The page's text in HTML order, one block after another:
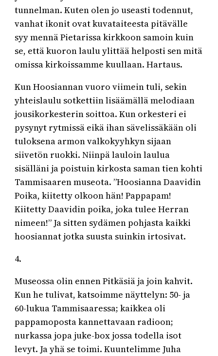
tunnelman. Kuten olen jo useasti todennut,
vanhat ikonit ovat kuvataiteesta pitävälle
syy mennä Pietarissa kirkkoon samoin kuin
se, että kuoron laulu ylittää helposti sen mitä
omissa kirkoissamme kuullaan. Hartaus.
Kun Hoosiannan vuoro viimein tuli, sekin
yhteislaulu sotkettiin lisäämällä melodiaan
jousikorkesterin soittoa. Kun orkesteri ei
pysynyt rytmissä eikä ihan sävelissäkään oli
tuloksena armon valkokyyhkyn sijaan
siivetön ruokki. Niinpä lauloin laulua
sisälläni ja poistuin kirkosta saman tien kohti
Tammisaaren museota. ”Hoosianna Daavidin
Poika, kiitetty olkoon hän! Pappapam!
Kiitetty Daavidin poika, joka tulee Herran
nimeen!” Ja sitten sydämen pohjasta kaikki
hoosiannat jotka suusta suinkin irtosivat.
4.
Museossa olin ennen Pitkäsiä ja join kahvit.
Kun he tulivat, katsoimme näyttelyn: 50- ja
60-lukua Tammisaaressa; kaikkea oli
pappamoposta kannettavaan radioon;
nurkassa jopa juke-box jossa todella isot
levyt. Ja yhä se toimi. Kuuntelimme Juha